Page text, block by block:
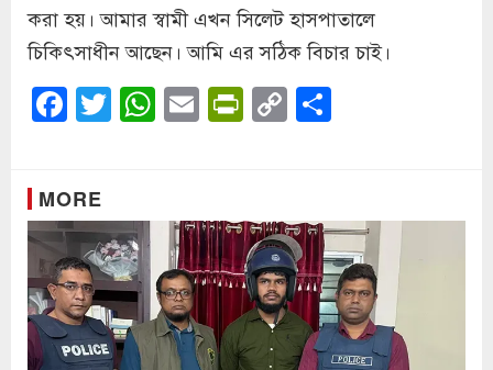
করা হয়। আমার স্বামী এখন সিলেট হাসপাতালে
চিকিৎসাধীন আছেন। আমি এর সঠিক বিচার চাই।
Facebook
Twitter
WhatsApp
EmailPrintFriendly
Copy
Link
MORE